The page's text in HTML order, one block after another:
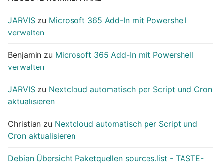
JARVIS zu Microsoft 365 Add-In mit Powershell
verwalten
Benjamin zu Microsoft 365 Add-In mit Powershell
verwalten
JARVIS zu Nextcloud automatisch per Script und Cron
aktualisieren
Christian zu Nextcloud automatisch per Script und
Cron aktualisieren
Debian Übersicht Paketquellen sources.list - TASTE-